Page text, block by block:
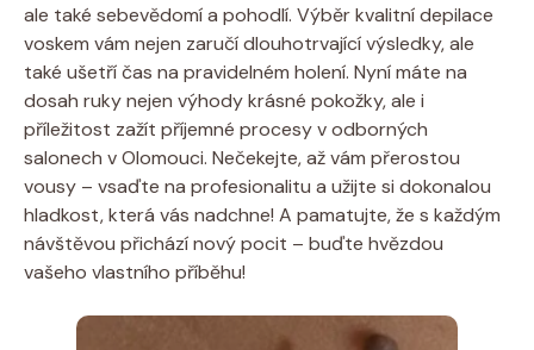
ale také sebevědomí a pohodlí. Výběr kvalitní depilace
voskem vám nejen zaručí dlouhotrvající výsledky, ale
také ušetří čas na pravidelném holení. Nyní máte na
dosah ruky nejen výhody krásné pokožky, ale i
příležitost zažít příjemné procesy v odborných
salonech v Olomouci. Nečekejte, až vám přerostou
vousy – vsaďte na profesionalitu a užijte si dokonalou
hladkost, která vás nadchne! A pamatujte, že s každým
návštěvou přichází nový pocit – buďte hvězdou
vašeho vlastního příběhu!